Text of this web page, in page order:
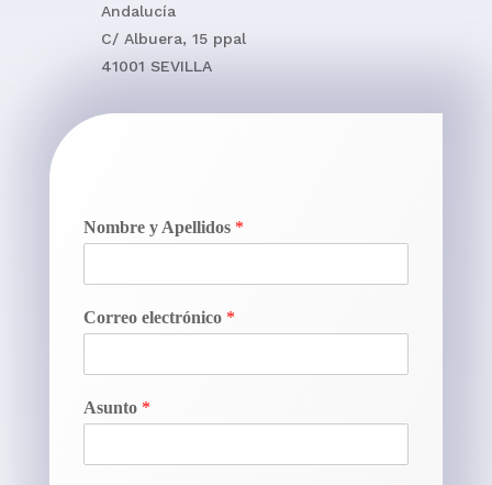
Andalucía
C/ Albuera, 15 ppal
41001 SEVILLA
Nombre y Apellidos *
Correo electrónico *
Asunto *